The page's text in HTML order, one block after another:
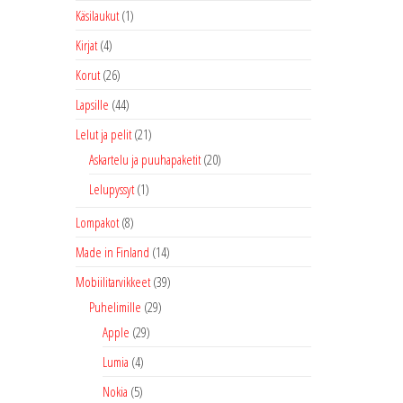
Käsilaukut (1)
Kirjat (4)
Korut (26)
Lapsille (44)
Lelut ja pelit (21)
Askartelu ja puuhapaketit (20)
Lelupyssyt (1)
Lompakot (8)
Made in Finland (14)
Mobiilitarvikkeet (39)
Puhelimille (29)
Apple (29)
Lumia (4)
Nokia (5)